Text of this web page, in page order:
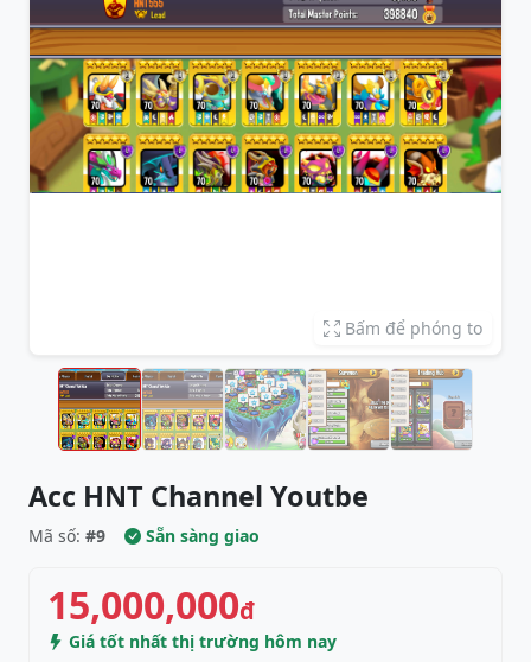
Bấm để phóng to
Acc HNT Channel Youtbe
Mã số: #9 Sẵn sàng giao
15,000,000đ
Giá tốt nhất thị trường hôm nay